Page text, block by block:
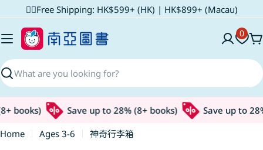
to
content
✌🏼Free Shipping: HK$599+ (HK) | HK$899+ (Macau)
Search
0
books) Save up to 28% (8+ books)
Save up to 28%
Home
Ages 3-6
神奇行李箱